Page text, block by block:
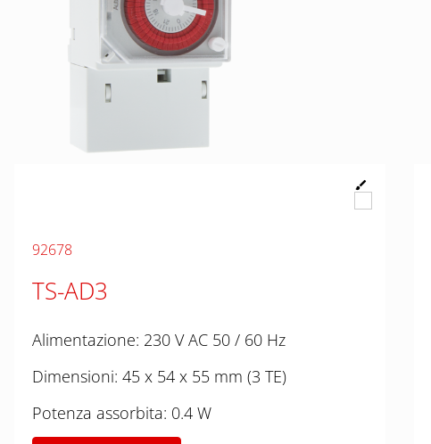
92678
TS-AD3
Alimentazione: 230 V AC 50 / 60 Hz
Dimensioni: 45 x 54 x 55 mm (3 TE)
Potenza assorbita: 0.4 W